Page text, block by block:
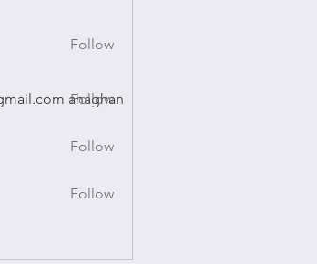
Follow
ahaghan ahaghan
Follow
Follow
Follow